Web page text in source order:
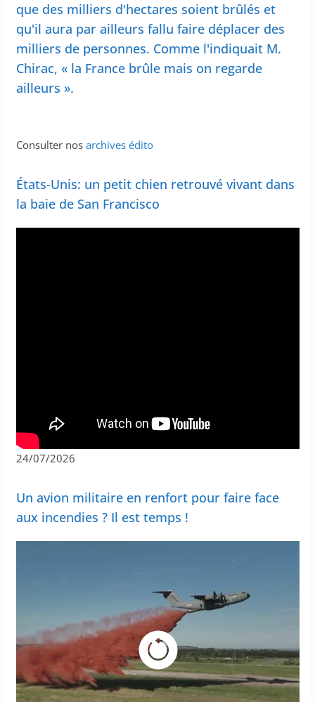
que des milliers d'hectares soient brûlés et
qu'il aura par ailleurs fallu faire déplacer des
milliers de personnes. Comme l'indiquait M.
Chirac, « la France brûle mais on regarde
ailleurs ».
Consulter nos archives édito
États-Unis: un petit chien retrouvé vivant dans
la baie de San Francisco
24/07/2026
Un avion militaire en renfort pour faire face
aux incendies ? Il est temps !